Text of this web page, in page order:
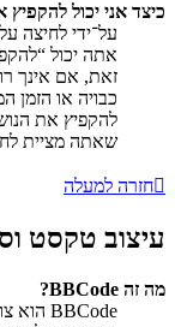
כיצד אני יכול
על־ידי לחיצה
אתה יכול
זאת, אם אינך
כבויה או הזמן
להקפיץ את
שאתה מציית
חזרה למעלה
עיצוב טקסט
מה זה BBCode?